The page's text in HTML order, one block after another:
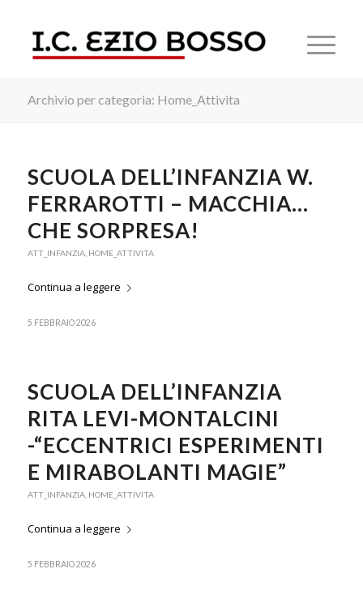
Archivio per categoria: Home_Attivita
SCUOLA DELL’INFANZIA W.
FERRAROTTI – MACCHIA…
CHE SORPRESA!
ATT_INFANZIA, HOME_ATTIVITA
Continua a leggere
5 FEBBRAIO 2026
SCUOLA DELL’INFANZIA
RITA LEVI-MONTALCINI
-“ECCENTRICI ESPERIMENTI
E MIRABOLANTI MAGIE”
ATT_INFANZIA, HOME_ATTIVITA
Continua a leggere
5 FEBBRAIO 2026